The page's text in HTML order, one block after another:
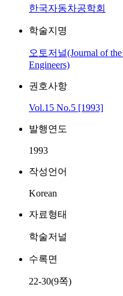
한국자동차공학회
학술지명
오토저널(Journal of
Engineers)
권호사항
Vol.15 No.5 [1993]
발행연도
1993
작성언어
Korean
자료형태
학술저널
수록면
22-30(9쪽)